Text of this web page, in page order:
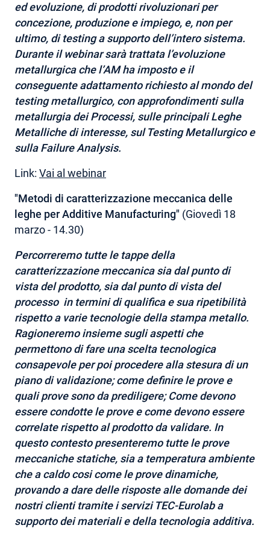
ed evoluzione, di prodotti rivoluzionari per
concezione, produzione e impiego, e, non per
ultimo, di testing a supporto dell’intero sistema.
Durante il webinar sarà trattata l’evoluzione
metallurgica che l’AM ha imposto e il
conseguente adattamento richiesto al mondo del
testing metallurgico, con approfondimenti sulla
metallurgia dei Processi, sulle principali Leghe
Metalliche di interesse, sul Testing Metallurgico e
sulla Failure Analysis.
Link: Vai al webinar
"Metodi di caratterizzazione meccanica delle
leghe per Additive Manufacturing" (Giovedì 18
marzo - 14.30)
Percorreremo tutte le tappe della
caratterizzazione meccanica sia dal punto di
vista del prodotto, sia dal punto di vista del
processo in termini di qualifica e sua ripetibilità
rispetto a varie tecnologie della stampa metallo.
Ragioneremo insieme sugli aspetti che
permettono di fare una scelta tecnologica
consapevole per poi procedere alla stesura di un
piano di validazione; come definire le prove e
quali prove sono da prediligere; Come devono
essere condotte le prove e come devono essere
correlate rispetto al prodotto da validare. In
questo contesto presenteremo tutte le prove
meccaniche statiche, sia a temperatura ambiente
che a caldo cosi come le prove dinamiche,
provando a dare delle risposte alle domande dei
nostri clienti tramite i servizi TEC-Eurolab a
supporto dei materiali e della tecnologia additiva.